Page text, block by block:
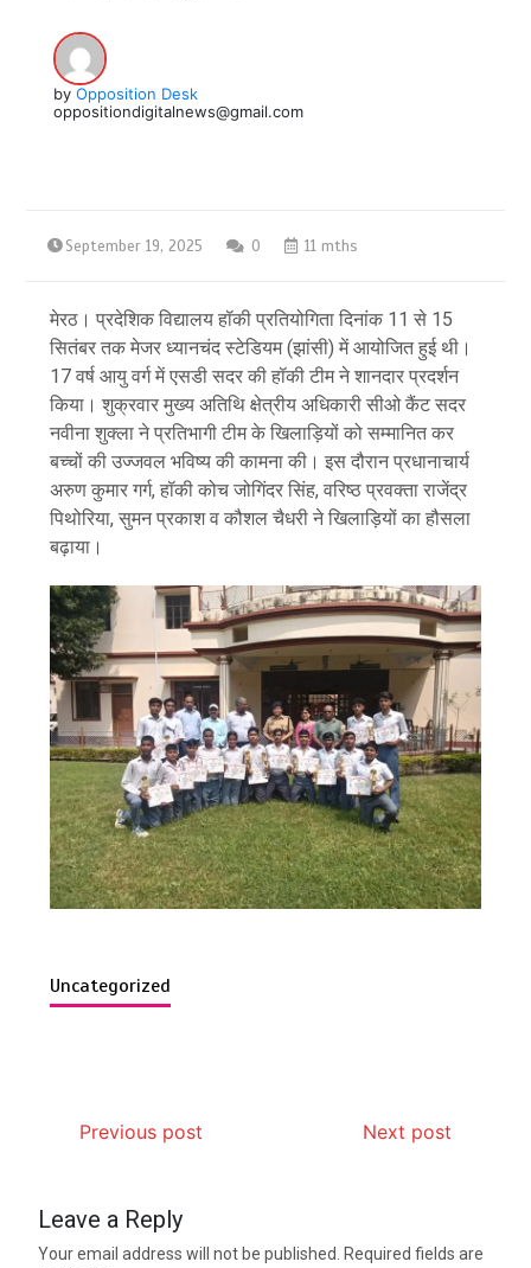
by Opposition Desk
oppositiondigitalnews@gmail.com
September 19, 2025 0 11 mths
मेरठ। प्रदेशिक विद्यालय हॉकी प्रतियोगिता दिनांक 11 से 15
सितंबर तक मेजर ध्यानचंद स्टेडियम (झांसी) में आयोजित हुई थी।
17 वर्ष आयु वर्ग में एसडी सदर की हॉकी टीम ने शानदार प्रदर्शन
किया। शुक्रवार मुख्य अतिथि क्षेत्रीय अधिकारी सीओ कैंट सदर
नवीना शुक्ला ने प्रतिभागी टीम के खिलाड़ियों को सम्मानित कर
बच्चों की उज्जवल भविष्य की कामना की। इस दौरान प्रधानाचार्य
अरुण कुमार गर्ग, हॉकी कोच जोगिंदर सिंह, वरिष्ठ प्रवक्ता राजेंद्र
पिथोरिया, सुमन प्रकाश व कौशल चैधरी ने खिलाड़ियों का हौसला
बढ़ाया।
Uncategorized
Previous post Next post
Leave a Reply
Your email address will not be published.
Required fields are